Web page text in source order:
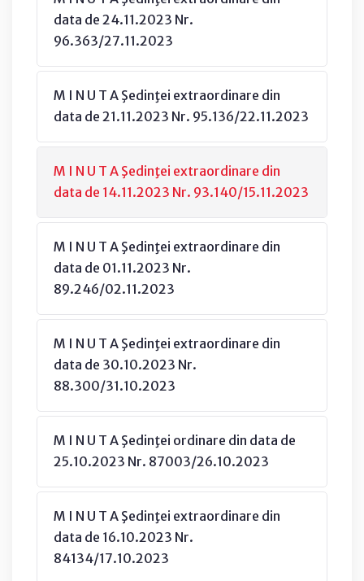
data de 24.11.2023 Nr.
96.363/27.11.2023
M I N U T A Şedinţei extraordinare din
data de 21.11.2023 Nr. 95.136/22.11.2023
M I N U T A Şedinţei extraordinare din
data de 14.11.2023 Nr. 93.140/15.11.2023
M I N U T A Şedinţei extraordinare din
data de 01.11.2023 Nr.
89.246/02.11.2023
M I N U T A Şedinţei extraordinare din
data de 30.10.2023 Nr.
88.300/31.10.2023
M I N U T A Şedinţei ordinare din data de
25.10.2023 Nr. 87003/26.10.2023
M I N U T A Şedinţei extraordinare din
data de 16.10.2023 Nr.
84134/17.10.2023